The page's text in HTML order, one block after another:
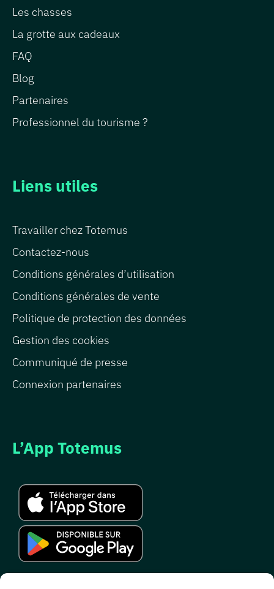
Les chasses
La grotte aux cadeaux
FAQ
Blog
Partenaires
Professionnel du tourisme ?
Liens utiles
Travailler chez Totemus
Contactez-nous
Conditions générales d’utilisation
Conditions générales de vente
Politique de protection des données
Gestion des cookies
Communiqué de presse
Connexion partenaires
L’App Totemus